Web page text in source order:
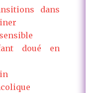
dans
doué en